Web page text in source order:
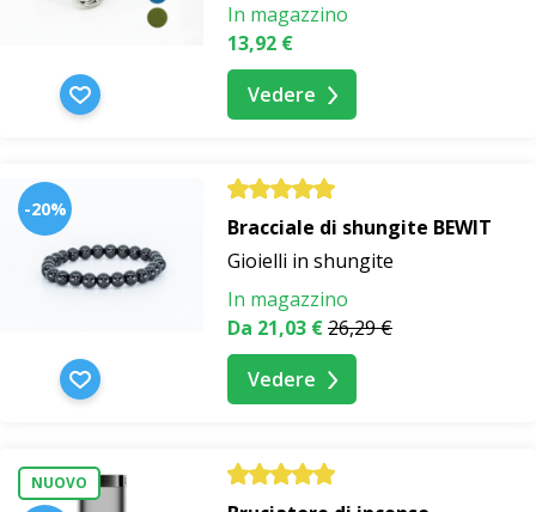
In magazzino
13,92 €
Vedere
-20%
Bracciale di shungite BEWIT
Gioielli in shungite
In magazzino
Da 21,03 €26,29 €
Vedere
NUOVO